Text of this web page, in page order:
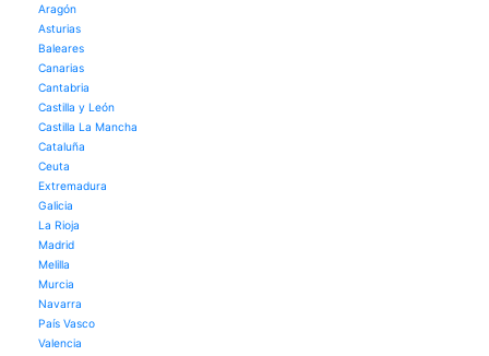
Aragón
Asturias
Baleares
Canarias
Cantabria
Castilla y León
Castilla La Mancha
Cataluña
Ceuta
Extremadura
Galicia
La Rioja
Madrid
Melilla
Murcia
Navarra
País Vasco
Valencia